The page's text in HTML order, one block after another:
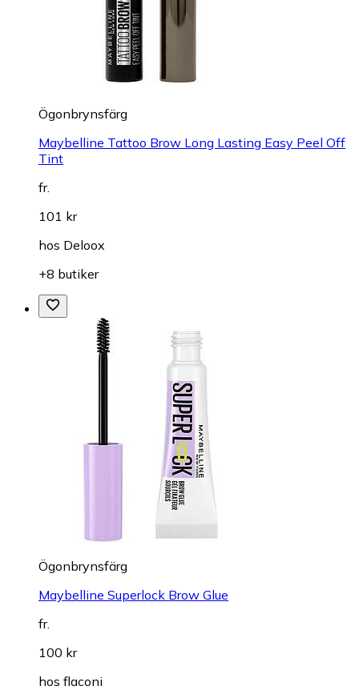
Ögonbrynsfärg
Maybelline Tattoo Brow Long Lasting Easy Peel Off
Tint
fr.
101 kr
hos Deloox
+8 butiker
Ögonbrynsfärg
Maybelline Superlock Brow Glue
fr.
100 kr
hos flaconi